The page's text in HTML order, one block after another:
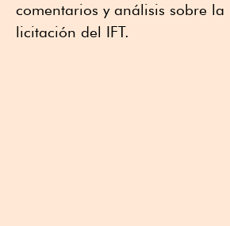
comentarios y análisis sobre la
licitación del IFT.